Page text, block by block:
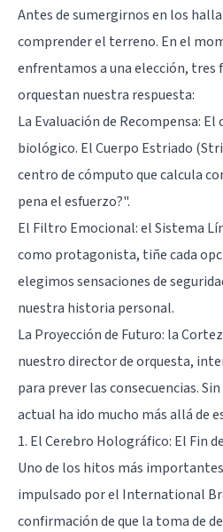
Antes de sumergirnos en los
comprender el terreno. En el
enfrentamos a una elección, tres
orquestan nuestra respuesta:
La Evaluación de Recompensa:
biológico. El Cuerpo Estriado
centro de cómputo que calcula
pena el esfuerzo?".
El Filtro Emocional: elSistema
como protagonista, tiñe cada
elegimos sensaciones de
nuestra historia personal.
La Proyección de Futuro: la
nuestro director de orquesta,
para prever las consecuencias.
actual ha ido mucho más allá de
1. El Cerebro Holográfico: El Fin
Uno de los hitos más
impulsado por el International
confirmación de que la toma de